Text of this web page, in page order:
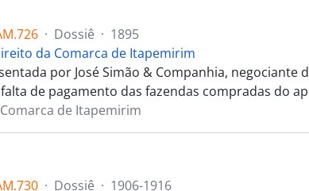
· Dossiê · 1895
da Comarca de Itapemirim
por José Simão & Companhia,
de pagamento das fazendas compradas do
de Itapemirim
· Dossiê · 1906-1916